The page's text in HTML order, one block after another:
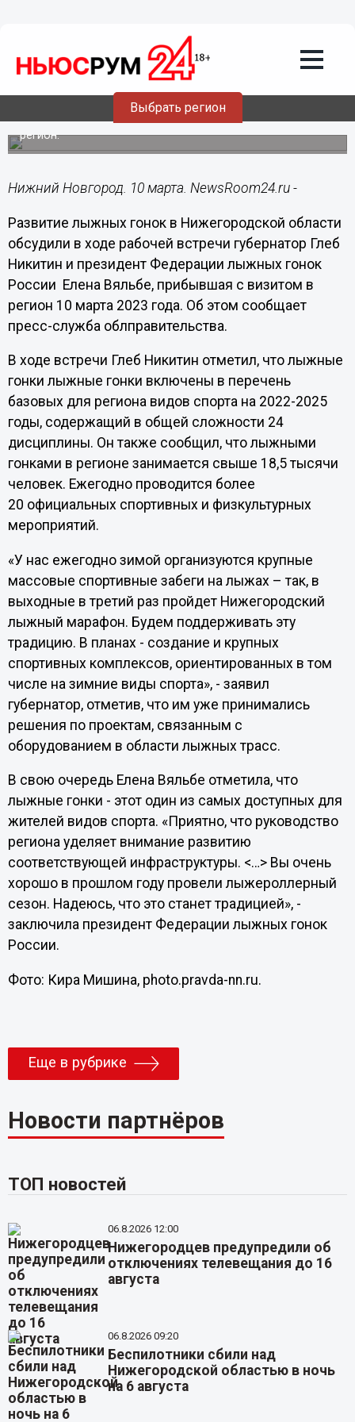
Выбрать регион
Никитин и Вяльбе обсудили развитие
лыжных гонок в Нижегородской
области
Президент Федерации лыжных гонок России посетила
регион.
Нижний Новгород. 10 марта. NewsRoom24.ru -
Развитие лыжных гонок в Нижегородской области
обсудили в ходе рабочей встречи губернатор Глеб
Никитин и президент Федерации лыжных гонок
России Елена Вяльбе, прибывшая с визитом в
регион 10 марта 2023 года. Об этом сообщает
пресс-служба облправительства.
В ходе встречи Глеб Никитин отметил, что лыжные
гонки лыжные гонки включены в перечень
базовых для региона видов спорта на 2022-2025
годы, содержащий в общей сложности 24
дисциплины. Он также сообщил, что лыжными
гонками в регионе занимается свыше 18,5 тысячи
человек. Ежегодно проводится более
20 официальных спортивных и физкультурных
мероприятий.
«У нас ежегодно зимой организуются крупные
массовые спортивные забеги на лыжах – так, в
выходные в третий раз пройдет Нижегородский
лыжный марафон. Будем поддерживать эту
традицию. В планах - создание и крупных
спортивных комплексов, ориентированных в том
числе на зимние виды спорта», - заявил
губернатор, отметив, что им уже принимались
решения по проектам, связанным с
оборудованием в области лыжных трасс.
В свою очередь Елена Вяльбе отметила, что
лыжные гонки - этот один из самых доступных для
жителей видов спорта. «Приятно, что руководство
региона уделяет внимание развитию
соответствующей инфраструктуры. <…> Вы очень
хорошо в прошлом году провели лыжероллерный
сезон. Надеюсь, что это станет традицией», -
заключила президент Федерации лыжных гонок
России.
Фото: Кира Мишина, photo.pravda-nn.ru.
Еще в рубрике
Новости партнёров
ТОП новостей
06.8.2026 12:00
Нижегородцев предупредили об
отключениях телевещания до 16
августа
06.8.2026 09:20
Беспилотники сбили над
Нижегородской областью в ночь
на 6 августа